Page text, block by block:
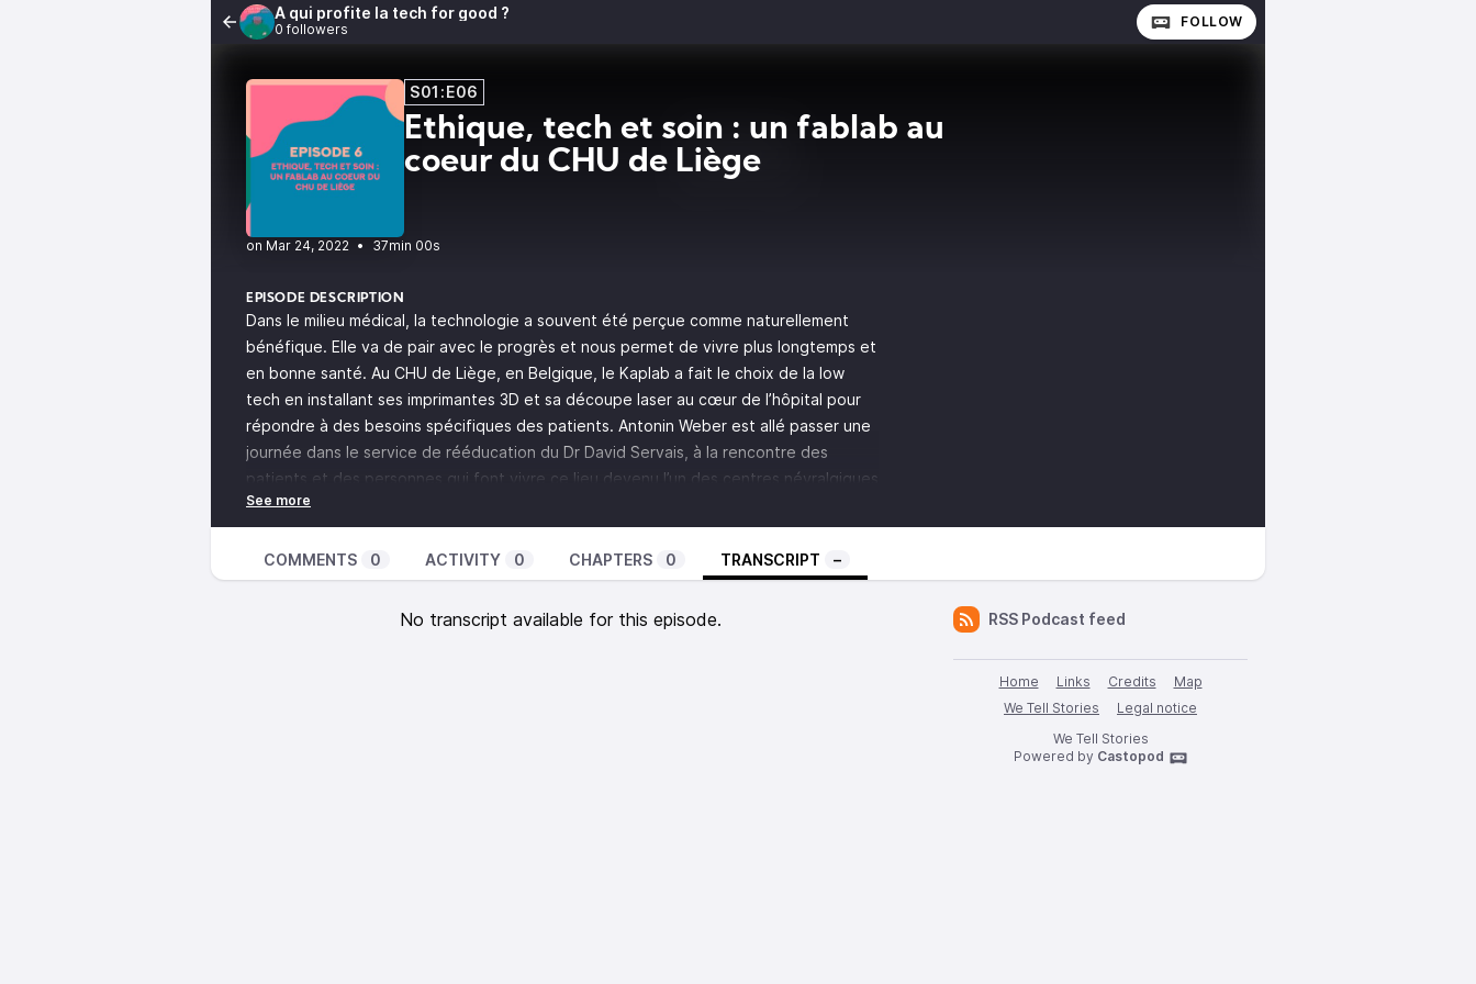
À qui profite la tech for good ?
0 followers FOLLOW
S01:E06
Ethique, tech et soin : un fablab au
coeur du CHU de Liège
• 37min 00s
EPISODE DESCRIPTION
Dans le milieu médical, la technologie a souvent été perçue comme naturellement
bénéfique. Elle va de pair avec le progrès et nous permet de vivre plus longtemps et
en bonne santé. Au CHU de Liège, en Belgique, le Kaplab a fait le choix de la low
tech en installant ses imprimantes 3D et sa découpe laser au cœur de l’hôpital pour
répondre à des besoins spécifiques des patients. Antonin Weber est allé passer une
journée dans le service de rééducation du Dr David Servais, à la rencontre des
patients et des personnes qui font vivre ce lieu devenu l’un des centres névralgiques
de l’hôpital. Il s’est ensuite posé la question de l’importance de l’évaluation de nos
usages de la technologie quand cela touche le domaine de la santé, avec la
consultante Lara Vigneron.
COMMENTS 0 ACTIVITY 0 CHAPTERS 0 TRANSCRIPT –
No transcript available for this episode. RSS Podcast feed
Home Links Credits
Map
We Tell Stories
Legal notice
We Tell Stories
Powered by Castopod